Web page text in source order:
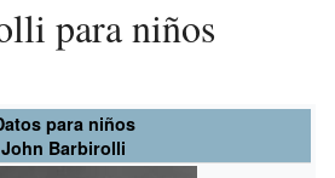
para niños
para niños
John Barbirolli